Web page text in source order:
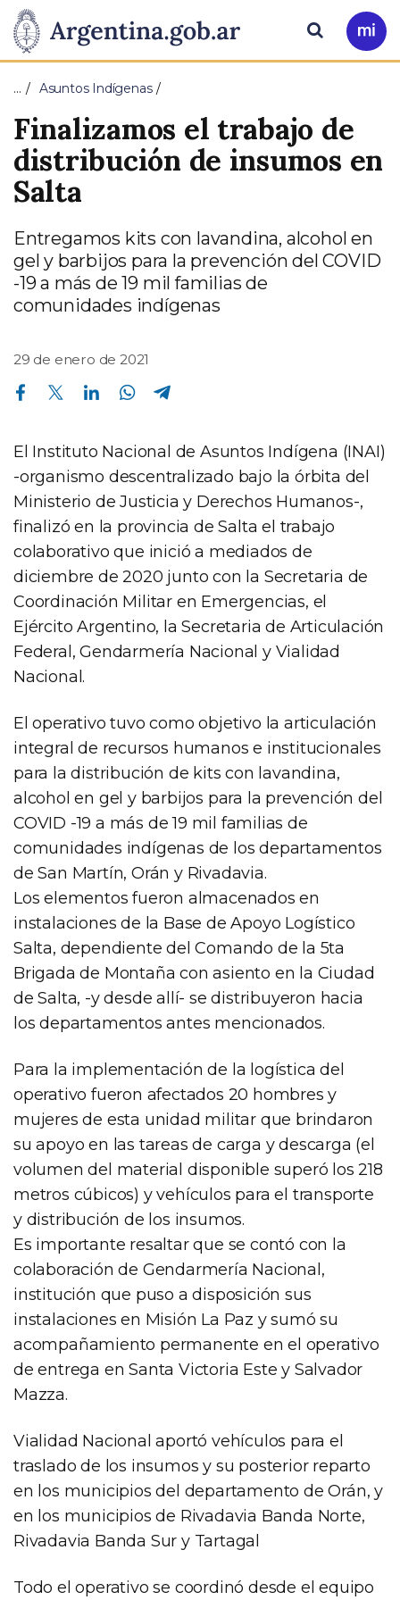
Presidencia
de
la
Nación
Pasar al contenido principal
Ir
a
Buscar
… Asuntos Indígenas
Finalizamos el trabajo de
distribución de insumos en
Salta
Entregamos kits con lavandina, alcohol en
gel y barbijos para la prevención del COVID
-19 a más de 19 mil familias de
comunidades indígenas
29 de enero de 2021
Compartir en Facebook Compartir en Twitter Compartir en Linkedin Compartir en Whatsapp
El Instituto Nacional de Asuntos Indígena (INAI)
-organismo descentralizado bajo la órbita del
Ministerio de Justicia y Derechos Humanos-,
finalizó en la provincia de Salta el trabajo
colaborativo que inició a mediados de
diciembre de 2020 junto con la Secretaria de
Coordinación Militar en Emergencias, el
Ejército Argentino, la Secretaria de Articulación
Federal, Gendarmería Nacional y Vialidad
Nacional.
El operativo tuvo como objetivo la articulación
integral de recursos humanos e institucionales
para la distribución de kits con lavandina,
alcohol en gel y barbijos para la prevención del
COVID -19 a más de 19 mil familias de
comunidades indígenas de los departamentos
de San Martín, Orán y Rivadavia.
Los elementos fueron almacenados en
instalaciones de la Base de Apoyo Logístico
Salta, dependiente del Comando de la 5ta
Brigada de Montaña con asiento en la Ciudad
de Salta, -y desde allí- se distribuyeron hacia
los departamentos antes mencionados.
Para la implementación de la logística del
operativo fueron afectados 20 hombres y
mujeres de esta unidad militar que brindaron
su apoyo en las tareas de carga y descarga (el
volumen del material disponible superó los 218
metros cúbicos) y vehículos para el transporte
y distribución de los insumos.
Es importante resaltar que se contó con la
colaboración de Gendarmería Nacional,
institución que puso a disposición sus
instalaciones en Misión La Paz y sumó su
acompañamiento permanente en el operativo
de entrega en Santa Victoria Este y Salvador
Mazza.
Vialidad Nacional aportó vehículos para el
traslado de los insumos y su posterior reparto
en los municipios del departamento de Orán, y
en los municipios de Rivadavia Banda Norte,
Rivadavia Banda Sur y Tartagal
Todo el operativo se coordinó desde el equipo